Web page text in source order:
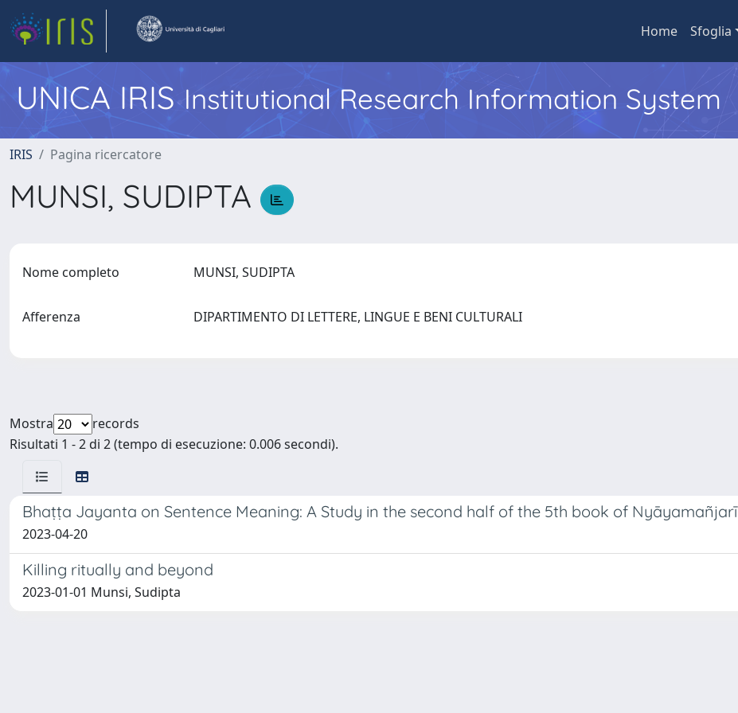
Home Sfoglia
UNICA IRISInstitutional Research Information System
IRIS Pagina ricercatore
MUNSI, SUDIPTA
Nome completo MUNSI, SUDIPTA
Afferenza DIPARTIMENTO DI LETTERE, LINGUE E BENI CULTURALI
Mostra
records
Risultati 1 - 2 di 2 (tempo di esecuzione: 0.006 secondi).
Bhaṭṭa Jayanta on Sentence Meaning: A Study in the second half of the 5th book of Nyāyamañjarī
2023-04-20
Killing ritually and beyond
2023-01-01 Munsi, Sudipta